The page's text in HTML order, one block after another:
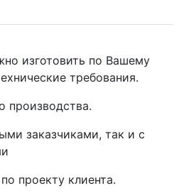
изготовить по Вашему
требования.
производства.
заказчиками, так и с
проекту клиента.